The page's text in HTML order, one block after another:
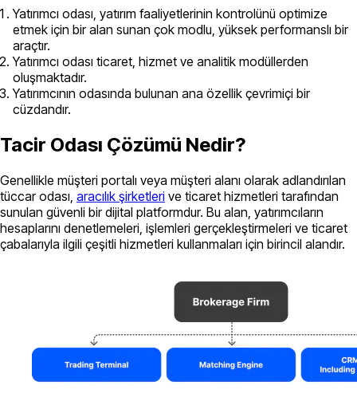
Yatırımcı odası, yatırım faaliyetlerinin kontrolünü optimize
etmek için bir alan sunan çok modlu, yüksek performanslı bir
araçtır.
Yatırımcı odası ticaret, hizmet ve analitik modüllerden
oluşmaktadır.
Yatırımcının odasında bulunan ana özellik çevrimiçi bir
cüzdandır.
Tacir Odası Çözümü Nedir?
Genellikle müşteri portalı veya müşteri alanı olarak adlandırılan
tüccar odası, aracılık şirketleri ve ticaret hizmetleri tarafından
sunulan güvenli bir dijital platformdur. Bu alan, yatırımcıların
hesaplarını denetlemeleri, işlemleri gerçekleştirmeleri ve ticaret
çabalarıyla ilgili çeşitli hizmetleri kullanmaları için birincil alandır.